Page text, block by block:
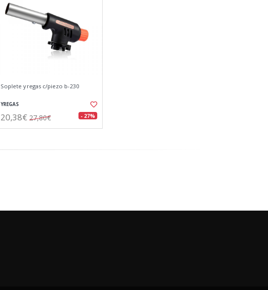
Soplete yregas c/piezo b-230
YREGAS
20,38€ 27,80€ - 27%